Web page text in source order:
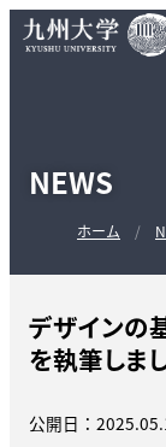
NEWS
ホーム
デザインの
を執筆しま
公開日：